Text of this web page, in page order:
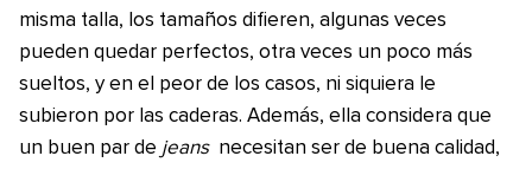
misma talla, los tamaños difieren, algunas veces
pueden quedar perfectos, otra veces un poco más
sueltos, y en el peor de los casos, ni siquiera le
subieron por las caderas. Además, ella considera que
un buen par de jeans necesitan ser de buena calidad,